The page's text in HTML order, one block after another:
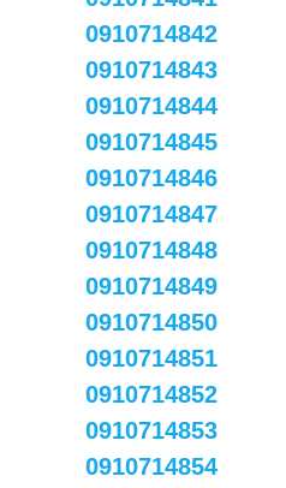
0910714842
0910714843
0910714844
0910714845
0910714846
0910714847
0910714848
0910714849
0910714850
0910714851
0910714852
0910714853
0910714854